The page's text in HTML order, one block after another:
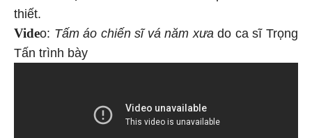
thiết.
Video: Tấm áo chiến sĩ vá năm xưa do ca sĩ Trọng
Tấn trình bày